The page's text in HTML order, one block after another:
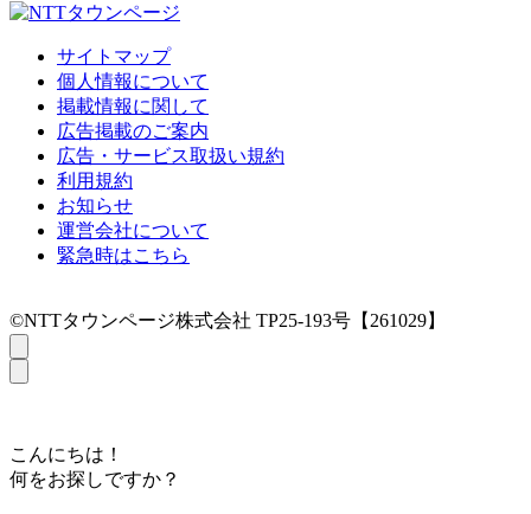
サイトマップ
個人情報について
掲載情報に関して
広告掲載のご案内
広告・サービス取扱い規約
利用規約
お知らせ
運営会社について
緊急時はこちら
©NTTタウンページ株式会社 TP25-193号【261029】
こんにちは！
何をお探しですか？